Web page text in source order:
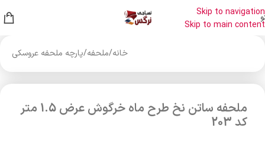
Skip to navigation
Skip to main content
خانه/ملحفه/پارچه ملحفه عروسکی
ملحفه ساتن نخ طرح ماه خرگوش عرض 1.5 متر
کد 203